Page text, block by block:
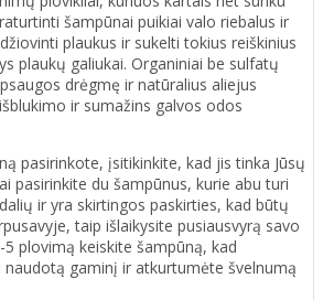
šampūnai puikiai valo riebalus ir
plaukus ir sukelti tokius reiškinius
plaukų galiukai. Organiniai be sulfatų
drėgmę ir natūralius aliejus
ir sumažins galvos odos
pasirinkote, įsitikinkite, kad jis tinka Jūsų
pasirinkite du šampūnus, kurie abu turi
ir yra skirtingos paskirties, kad būtų
taip išlaikysite pusiausvyrą savo
plovimą keiskite šampūną, kad
gaminį ir atkurtumėte švelnumą